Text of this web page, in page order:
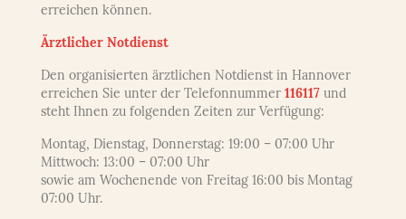
erreichen können.
Ärztlicher Notdienst
Den organisierten ärztlichen Notdienst in Hannover
erreichen Sie unter der Telefonnummer 116117 und
steht Ihnen zu folgenden Zeiten zur Verfügung:
Montag, Dienstag, Donnerstag: 19:00 – 07:00 Uhr
Mittwoch: 13:00 – 07:00 Uhr
sowie am Wochenende von Freitag 16:00 bis Montag
07:00 Uhr.